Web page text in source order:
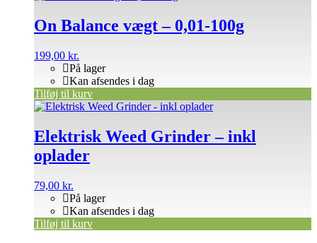
On Balance vægt – 0,01-100g
199,00 kr.
På lager
Kan afsendes i dag
Tilføj til kurv
Elektrisk Weed Grinder – inkl
oplader
79,00 kr.
På lager
Kan afsendes i dag
Tilføj til kurv